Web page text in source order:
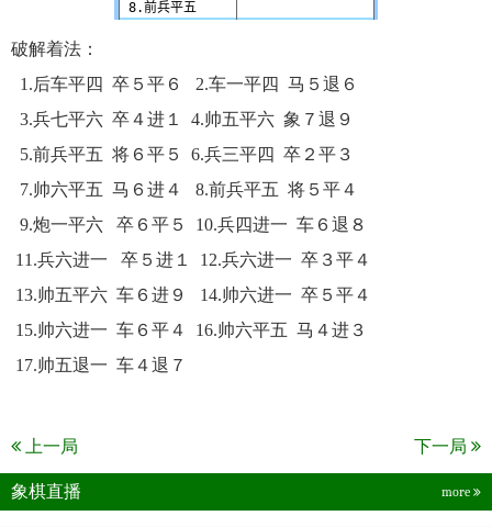
破解着法：
1.后车平四 卒５平６ 2.车一平四 马５退６
3.兵七平六 卒４进１ 4.帅五平六 象７退９
5.前兵平五 将６平５ 6.兵三平四 卒２平３
7.帅六平五 马６进４ 8.前兵平五 将５平４
9.炮一平六 卒６平５ 10.兵四进一 车６退８
11.兵六进一 卒５进１ 12.兵六进一 卒３平４
13.帅五平六 车６进９ 14.帅六进一 卒５平４
15.帅六进一 车６平４ 16.帅六平五 马４进３
17.帅五退一 车４退７
上一局 下一局
象棋直播 more